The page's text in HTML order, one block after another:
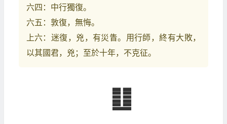
六四：中行獨復。
六五：敦復，無悔。
上六：迷復，兇，有災眚。用行師，終有大敗，
以其國君，兇；至於十年，不克征。
䷗